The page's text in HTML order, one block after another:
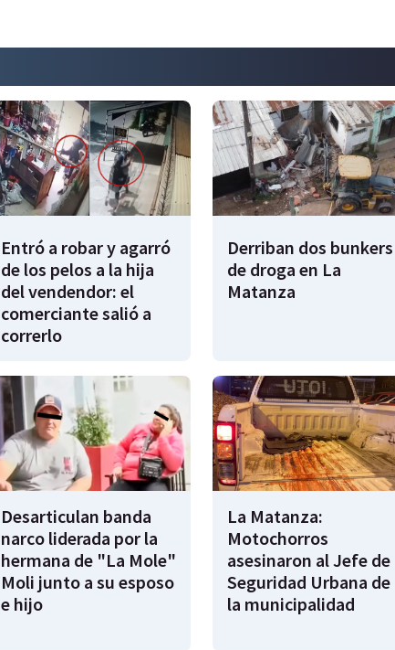
Entró a robar y agarró
de los pelos a la hija
del vendendor: el
comerciante salió a
correrlo
Derriban dos bunkers
de droga en La
Matanza
Desarticulan banda
narco liderada por la
hermana de "La Mole"
Moli junto a su esposo
e hijo
La Matanza:
Motochorros
asesinaron al Jefe de
Seguridad Urbana de
la municipalidad